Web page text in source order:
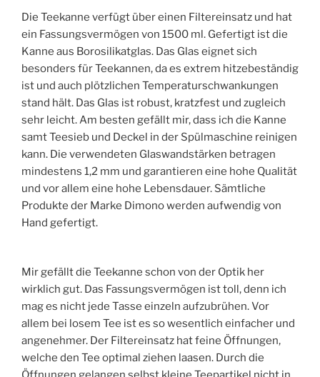
Die Teekanne verfügt über einen Filtereinsatz und hat
ein Fassungsvermögen von 1500 ml. Gefertigt ist die
Kanne aus Borosilikatglas. Das Glas eignet sich
besonders für Teekannen, da es extrem hitzebeständig
ist und auch plötzlichen Temperaturschwankungen
stand hält. Das Glas ist robust, kratzfest und zugleich
sehr leicht. Am besten gefällt mir, dass ich die Kanne
samt Teesieb und Deckel in der Spülmaschine reinigen
kann. Die verwendeten Glaswandstärken betragen
mindestens 1,2 mm und garantieren eine hohe Qualität
und vor allem eine hohe Lebensdauer. Sämtliche
Produkte der Marke Dimono werden aufwendig von
Hand gefertigt.
Mir gefällt die Teekanne schon von der Optik her
wirklich gut. Das Fassungsvermögen ist toll, denn ich
mag es nicht jede Tasse einzeln aufzubrühen. Vor
allem bei losem Tee ist es so wesentlich einfacher und
angenehmer. Der Filtereinsatz hat feine Öffnungen,
welche den Tee optimal ziehen laasen. Durch die